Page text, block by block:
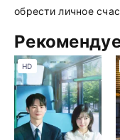
обрести личное
HD